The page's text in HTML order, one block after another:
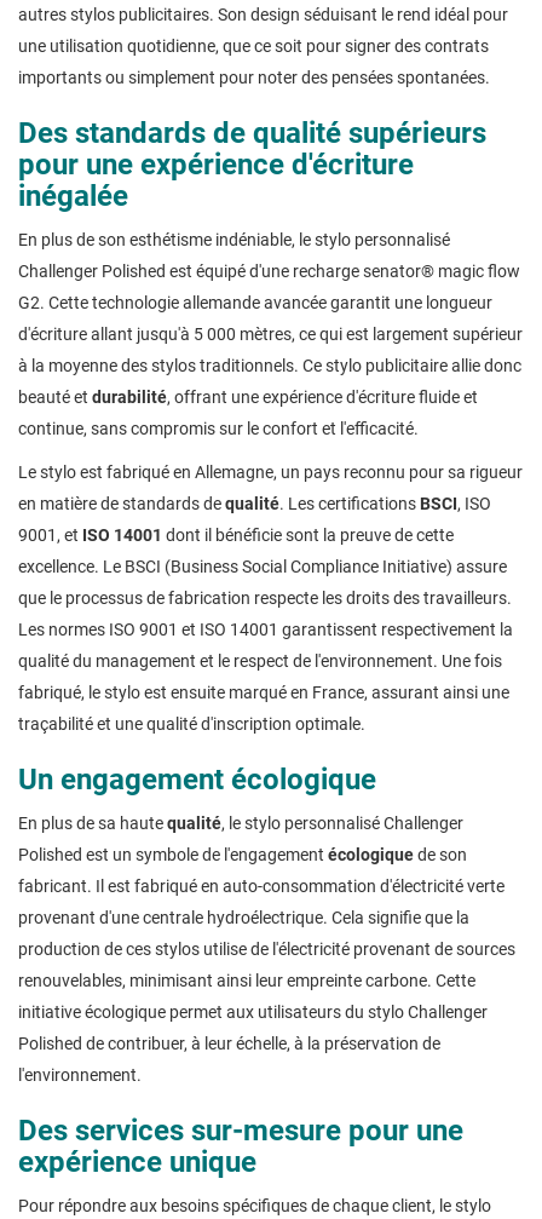
autres stylos publicitaires. Son design séduisant le rend idéal pour
une utilisation quotidienne, que ce soit pour signer des contrats
importants ou simplement pour noter des pensées spontanées.
Des standards de qualité supérieurs
pour une expérience d'écriture
inégalée
En plus de son esthétisme indéniable, le stylo personnalisé
Challenger Polished est équipé d'une recharge senator® magic flow
G2. Cette technologie allemande avancée garantit une longueur
d'écriture allant jusqu'à 5 000 mètres, ce qui est largement supérieur
à la moyenne des stylos traditionnels. Ce stylo publicitaire allie donc
beauté et durabilité, offrant une expérience d'écriture fluide et
continue, sans compromis sur le confort et l'efficacité.
Le stylo est fabriqué en Allemagne, un pays reconnu pour sa rigueur
en matière de standards dequalité. Les certifications BSCI, ISO
9001, et ISO 14001 dont il bénéficie sont la preuve de cette
excellence. Le BSCI (Business Social Compliance Initiative) assure
que le processus de fabrication respecte les droits des travailleurs.
Les normes ISO 9001 et ISO 14001 garantissent respectivement la
qualité du management et le respect de l'environnement. Une fois
fabriqué, le stylo est ensuite marqué en France, assurant ainsi une
traçabilité et une qualité d'inscription optimale.
Un engagement écologique
En plus de sa hautequalité, le stylo personnalisé Challenger
Polished est un symbole de l'engagement écologiquede son
fabricant. Il est fabriqué en auto-consommation d'électricité verte
provenant d'une centrale hydroélectrique. Cela signifie que la
production de ces stylos utilise de l'électricité provenant de sources
renouvelables, minimisant ainsi leur empreinte carbone. Cette
initiative écologique permet aux utilisateurs du stylo Challenger
Polished de contribuer, à leur échelle, à la préservation de
l'environnement.
Des services sur-mesure pour une
expérience unique
Pour répondre aux besoins spécifiques de chaque client, le stylo